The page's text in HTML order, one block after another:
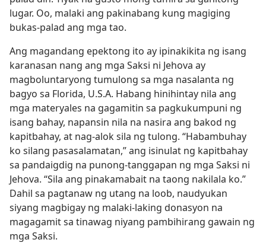
lugar. Oo, malaki ang pakinabang kung magiging
bukas-palad ang mga tao.
Ang magandang epektong ito ay ipinakikita ng isang
karanasan nang ang mga Saksi ni Jehova ay
magboluntaryong tumulong sa mga nasalanta ng
bagyo sa Florida, U.S.A. Habang hinihintay nila ang
mga materyales na gagamitin sa pagkukumpuni ng
isang bahay, napansin nila na nasira ang bakod ng
kapitbahay, at nag-alok sila ng tulong. “Habambuhay
ko silang pasasalamatan,” ang isinulat ng kapitbahay
sa pandaigdig na punong-tanggapan ng mga Saksi ni
Jehova. “Sila ang pinakamabait na taong nakilala ko.”
Dahil sa pagtanaw ng utang na loob, naudyukan
siyang magbigay ng malaki-laking donasyon na
magagamit sa tinawag niyang pambihirang gawain ng
mga Saksi.